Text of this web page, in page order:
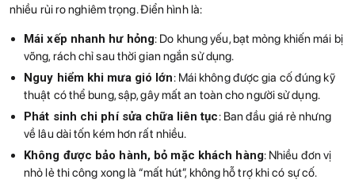
nhiều rủi ro nghiêm trọng. Điển hình là:
Mái xếp nhanh hư hỏng: Do khung yếu, bạt mỏng khiến mái bị
võng, rách chỉ sau thời gian ngắn sử dụng.
Nguy hiểm khi mưa gió lớn: Mái không được gia cố đúng kỹ
thuật có thể bung, sập, gây mất an toàn cho người sử dụng.
Phát sinh chi phí sửa chữa liên tục: Ban đầu giá rẻ nhưng
về lâu dài tốn kém hơn rất nhiều.
Không được bảo hành, bỏ mặc khách hàng: Nhiều đơn vị
nhỏ lẻ thi công xong là “mất hút”, không hỗ trợ khi có sự cố.